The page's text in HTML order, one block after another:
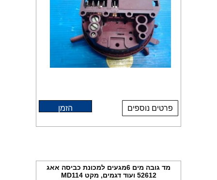
פרטים נוספים הזמן
מד גובה מים 6מגעים למכונת כביסה אאג
52612 ועוד דגמים, מקט MD114